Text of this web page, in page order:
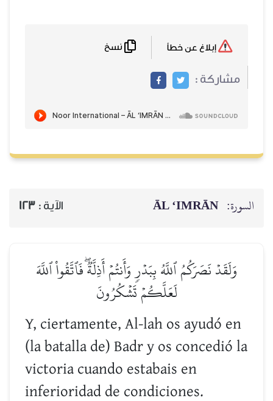
مشاركة :
السورة: ĀL ‘IMRĀN الآية : 123
وَلَقَدۡ نَصَرَكُمُ ٱللَّهُ بِبَدۡرٖ وَأَنتُمۡ أَذِلَّةٞۖ فَٱتَّقُواْ ٱللَّهَ
لَعَلَّكُمۡ تَشۡكُرُونَ
Y, ciertamente, Al-lah os ayudó en
(la batalla de) Badr y os concedió la
victoria cuando estabais en
inferioridad de condiciones.